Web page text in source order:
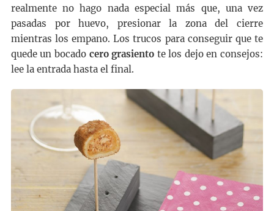
realmente no hago nada especial más que, una vez
pasadas por huevo, presionar la zona del cierre
mientras los empano. Los trucos para conseguir que te
quede un bocado cero grasiento te los dejo en consejos:
lee la entrada hasta el final.